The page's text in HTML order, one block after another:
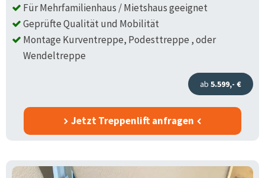
Für Mehrfamilienhaus / Mietshaus geeignet
Geprüfte Qualität und Mobilität
Montage Kurventreppe, Podesttreppe , oder
Wendeltreppe
ab 5.599,- €
Jetzt Treppenlift anfragen